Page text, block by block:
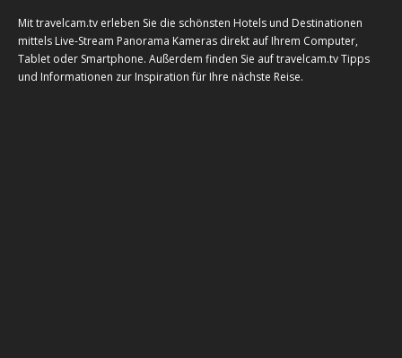
Mit travelcam.tv erleben Sie die schönsten Hotels und Destinationen
mittels Live-Stream Panorama Kameras direkt auf Ihrem Computer,
Tablet oder Smartphone. Außerdem finden Sie auf travelcam.tv Tipps
und Informationen zur Inspiration für Ihre nächste Reise.